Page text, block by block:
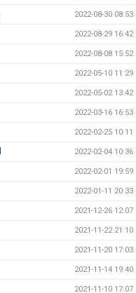
2022-08-30 08:53
2022-08-29 16:42
2022-08-08 15:52
2022-05-10 11:29
2022-05-02 13:42
2022-03-16 16:53
2022-02-25 10:11
2022-02-04 10:36
2022-02-01 19:59
2022-01-11 20:33
2021-12-26 12:07
2021-11-22 21:10
2021-11-20 17:03
2021-11-14 19:40
2021-11-10 17:07